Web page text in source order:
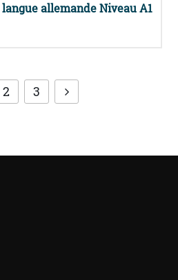
allemande Niveau A1
2 3